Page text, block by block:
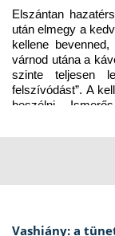
Elszántan
után elmegy a
kellene
várnod utána a
szinte teljesen
felszívódást”. A
beszélni… Ismerős
Vashiány: a